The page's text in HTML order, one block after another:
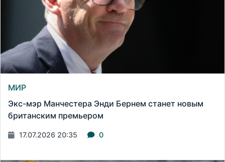
МИР
Экс-мэр Манчестера Энди Бернем станет новым
британским премьером
17.07.2026 20:35 0